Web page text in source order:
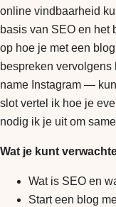
online vindbaarheid
basis van SEO en het
op hoe je met een
bespreken
name Instagram —
slot vertel ik hoe je
nodig ik je uit om
Wat je kunt
Wat is SEO en
Start een blog